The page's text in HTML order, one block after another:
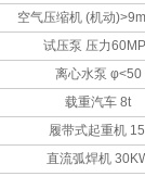
空气压缩机 (机动
试压泵 压力
离心水泵 φ<50
载重汽车 8t
履带式起重机
直流弧焊机